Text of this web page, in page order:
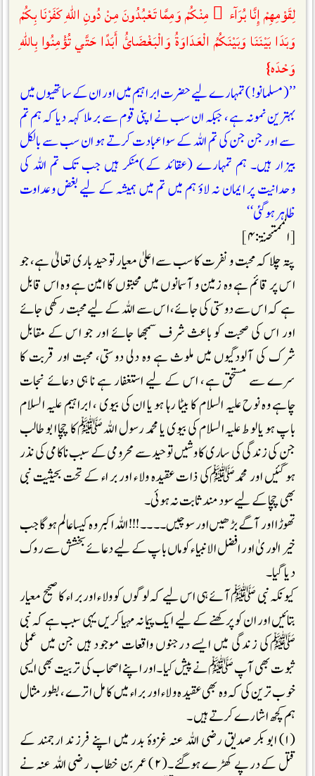
لِقَوْمِهِمْ إِنَّا بُرَآء ُ مِنْكُمْ وَمِمَّا تَعْبُدُونَ مِنْ دُونِ اللّٰهِ كَفَرْنَا بِكُمْ
وَبَدَا بَيْنَنَا وَبَيْنَكُمُ الْعَدَاوَةُ وَالْبَغْضَائُ أَبَدًا حَتَّي تُؤْمِنُوا بِاللّٰهِ
وَحْدَه}
’’(مسلمانو!) تمہارے لیے حضرت ابراہیم میں اور ان کے ساتھیوں میں
بہترین نمونہ ہے، جبکہ ان سب نے اپنی قوم سے برملا کہہ دیا کہ ہم تم
سے اور جن جن کی تم اللہ کے سوا عبادت کرتے ہو ان سب سے بالکل
بیزار ہیں۔ ہم تمہارے (عقائد کے)منکر ہیں جب تک تم اللہ کی
وحدانیت پر ایمان نہ لاؤ ہم میں تم میں ہمیشہ کے لیے بغض وعداوت
ظاہر ہوگئی‘‘
[الممتحنۃ:۴]
پتہ چلا کہ محبت و نفرت کا سب سے اعلیٰ معیار توحید باری تعالیٰ ہے، جو
اس پر قائم ہے وہ زمین و آسمانوں میں محبتوں کا امین ہے وہ اس قابل
ہے کہ اس سے دوستی کی جائے، اس سے اللہ کے لیے محبت رکھی جائے
اور اس کی صحبت کو باعث شرف سمجھا جائے اور جو اس کے مقابل
شرک کی آلودگیوں میں ملوث ہے وہ دلی دوستی، محبت اور قربت کا
سرے سے مستحق ہے، اس کے لیے استغفار ہے نا ہی دعائے نجات
چاہے وہ نوح علیہ السلام کا بیٹا رہا ہو یا ان کی بیوی ، ابراہیم علیہ السلام
باپ ہو یا لوط علیہ السلام کی بیوی یا محمد رسول اللہ ﷺکا چچا ابو طالب
جن کی زندگی کی ساری کاوشیں توحید سے محرومی کے سبب ناکامی کی نذر
ہوگئیں اور محمدﷺکی ذات عقیدہ ولاء اور براء کے تحت بحیثیت نبی
بھی چچا کے لیے سود مند ثابت نہ ہوئی۔
تھوڑا اور آگے بڑھیں اور سوچیں۔۔۔۔!!!اللہ اکبر وہ کیسا عالم ہوگا جب
خیر الوریٰ اور افضل الانبیاء کو ماں باپ کے لیے دعائے بخشش سے روک
دیا گیا۔
کیونکہ نبی ﷺآئے ہی اس لیے کہ لوگوں کو ولاء اور براء کا صحیح معیار
بتائیں اور ان کو پرکھنے کے لیے ایک پیمانہ مہیا کریں یہی سبب ہے کہ نبی
ﷺکی زندگی میں ایسے درجنوں واقعات موجود ہیں جن میں عملی
ثبوت بھی آپ ﷺنے پیش کیا۔اور اپنے اصحاب کی تربیت بھی ایسی
خوب ترین کی کہ وہ بھی عقیدہ ولاء اور براء میں کامل اترے ،بطور مثال
ہم کچھ اشارے کرتے ہیں ۔
(۱) ابوبکر صدیق رضی اللہ عنہ غزوۂ بدر میں اپنے فرزند ارجمند کے
قتل کے درپے کھڑے ہوگئے۔(۲) عمر بن خطاب رضی اللہ عنہ نے